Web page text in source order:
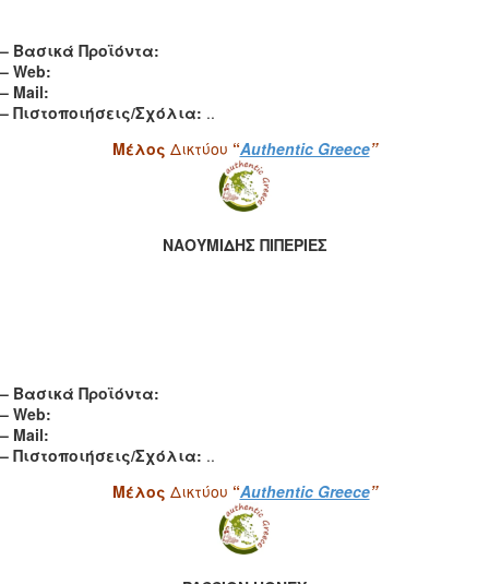
– Βασικά Προϊόντα:
– Web:
– Mail:
– Πιστοποιήσεις/Σχόλια: ..
Μέλος Δικτύου “Authentic Greece”
ΝΑΟΥΜΙΔΗΣ ΠΙΠΕΡΙΕΣ
– Βασικά Προϊόντα:
– Web:
– Mail:
– Πιστοποιήσεις/Σχόλια: ..
Μέλος Δικτύου “Authentic Greece”